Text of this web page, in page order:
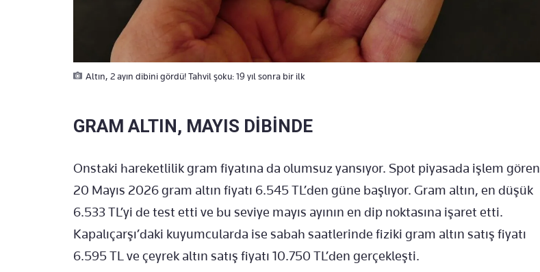
Altın, 2 ayın dibini gördü! Tahvil şoku: 19 yıl sonra bir ilk
GRAM ALTIN, MAYIS DİBİNDE
Onstaki hareketlilik gram fiyatına da olumsuz yansıyor. Spot piyasada işlem gören
20 Mayıs 2026 gram altın fiyatı 6.545 TL’den güne başlıyor. Gram altın, en düşük
6.533 TL’yi de test etti ve bu seviye mayıs ayının en dip noktasına işaret etti.
Kapalıçarşı’daki kuyumcularda ise sabah saatlerinde fiziki gram altın satış fiyatı
6.595 TL ve çeyrek altın satış fiyatı 10.750 TL’den gerçekleşti.